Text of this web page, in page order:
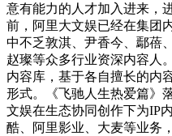
意有能力的人才加入进来，
前，阿里大文娱已经在集团
中不乏敦淇、尹香今、鄢蓓
赵璨等众多行业资深内容人
内容库，基于各自擅长的内
形式。《飞驰人生热爱篇》
文娱在生态协同创作下为IP
酷、阿里影业、大麦等业务